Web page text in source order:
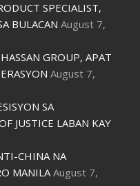
SPECIALIST,
BULACAN August 7,
GROUP, APAT
August 7,
SA
JUSTICE LABAN KAY
CHINA NA
MANILAAugust 7,